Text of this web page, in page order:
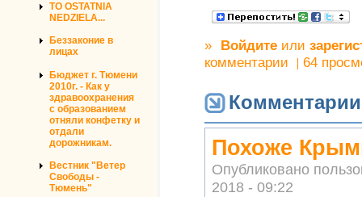
TO OSTATNIA
NEDZIELA...
Беззаконие в
лицах
Бюджет г. Тюмени
2010г. - Как у
здравоохранения
с образованием
отняли конфетку и
отдали
дорожникам.
Вестник "Ветер
Свободы -
Тюмень"
» Войдите или
комментарии
64
Комментарии
Похоже
Опубликовано
2018 - 09:22